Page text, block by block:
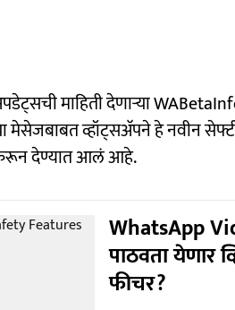
माहिती देणाऱ्या
मेसेजबाबत व्हॉट्सअ‍ॅपने हे नवीन
देण्यात आलं आहे.
WhatsApp
पाठवता येणार
फीचर?